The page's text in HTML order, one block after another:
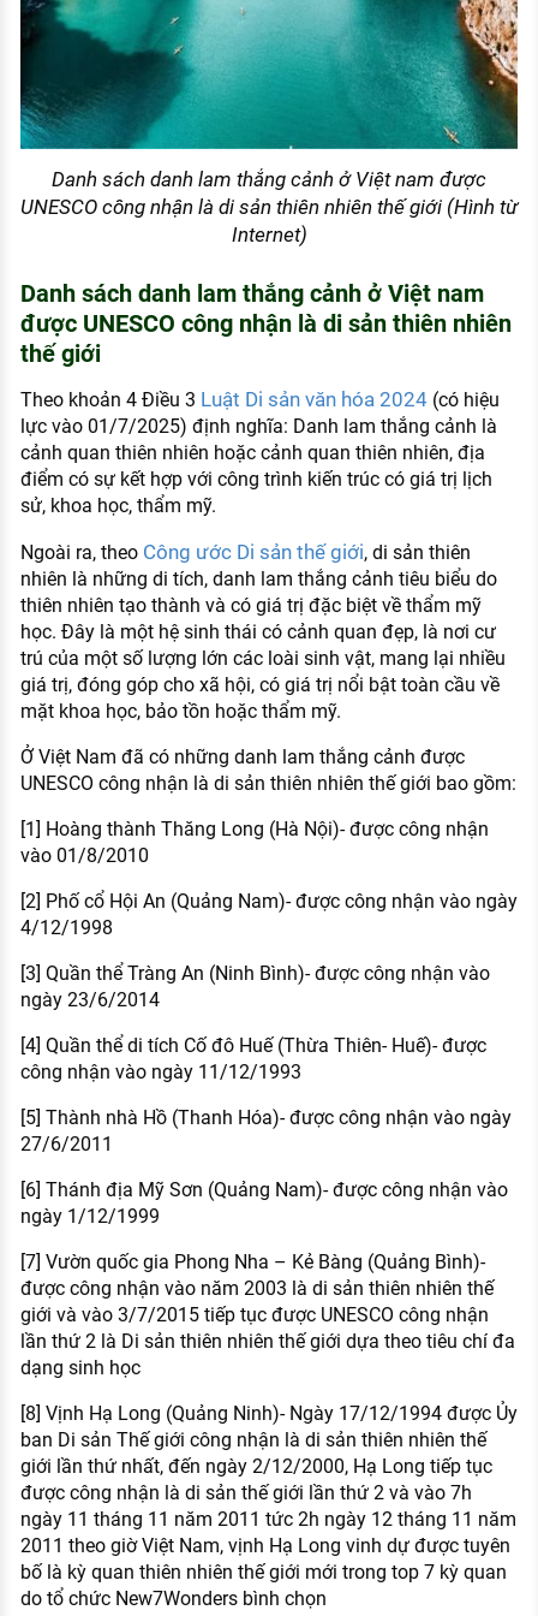
Danh sách danh lam thắng cảnh ở Việt nam được
UNESCO công nhận là di sản thiên nhiên thế giới (Hình từ
Internet)
Danh sách danh lam thắng cảnh ở Việt nam
được UNESCO công nhận là di sản thiên nhiên
thế giới
Theo khoản 4 Điều 3 Luật Di sản văn hóa 2024(có hiệu
lực vào 01/7/2025) định nghĩa: Danh lam thắng cảnh là
cảnh quan thiên nhiên hoặc cảnh quan thiên nhiên, địa
điểm có sự kết hợp với công trình kiến trúc có giá trị lịch
sử, khoa học, thẩm mỹ.
Ngoài ra, theo Công ước Di sản thế giới, di sản thiên
nhiên là những di tích, danh lam thắng cảnh tiêu biểu do
thiên nhiên tạo thành và có giá trị đặc biệt về thẩm mỹ
học. Đây là một hệ sinh thái có cảnh quan đẹp, là nơi cư
trú của một số lượng lớn các loài sinh vật, mang lại nhiều
giá trị, đóng góp cho xã hội, có giá trị nổi bật toàn cầu về
mặt khoa học, bảo tồn hoặc thẩm mỹ.
Ở Việt Nam đã có những danh lam thắng cảnh được
UNESCO công nhận là di sản thiên nhiên thế giới bao gồm:
[1] Hoàng thành Thăng Long (Hà Nội)- được công nhận
vào 01/8/2010
[2] Phố cổ Hội An (Quảng Nam)- được công nhận vào ngày
4/12/1998
[3] Quần thể Tràng An (Ninh Bình)- được công nhận vào
ngày 23/6/2014
[4] Quần thể di tích Cố đô Huế (Thừa Thiên- Huế)- được
công nhận vào ngày 11/12/1993
[5] Thành nhà Hồ (Thanh Hóa)- được công nhận vào ngày
27/6/2011
[6] Thánh địa Mỹ Sơn (Quảng Nam)- được công nhận vào
ngày 1/12/1999
[7] Vườn quốc gia Phong Nha – Kẻ Bàng (Quảng Bình)-
được công nhận vào năm 2003 là di sản thiên nhiên thế
giới và vào 3/7/2015 tiếp tục được UNESCO công nhận
lần thứ 2 là Di sản thiên nhiên thế giới dựa theo tiêu chí đa
dạng sinh học
[8] Vịnh Hạ Long (Quảng Ninh)- Ngày 17/12/1994 được Ủy
ban Di sản Thế giới công nhận là di sản thiên nhiên thế
giới lần thứ nhất, đến ngày 2/12/2000, Hạ Long tiếp tục
được công nhận là di sản thế giới lần thứ 2 và vào 7h
ngày 11 tháng 11 năm 2011 tức 2h ngày 12 tháng 11 năm
2011 theo giờ Việt Nam, vịnh Hạ Long vinh dự được tuyên
bố là kỳ quan thiên nhiên thế giới mới trong top 7 kỳ quan
do tổ chức New7Wonders bình chọn